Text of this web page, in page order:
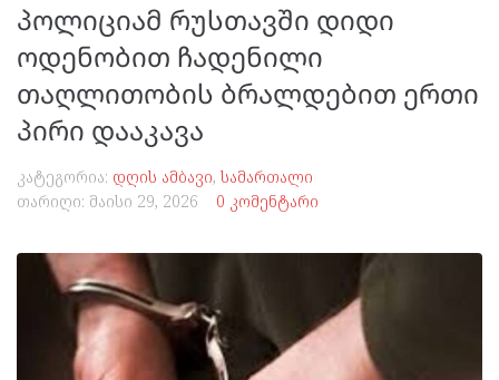
პოლიციამ რუსთავში დიდი
ოდენობით ჩადენილი
თაღლითობის ბრალდებით ერთი
პირი დააკავა
კატეგორია: დღის ამბავი, სამართალი
თარიღი: მაისი 29, 2026 0 კომენტარი